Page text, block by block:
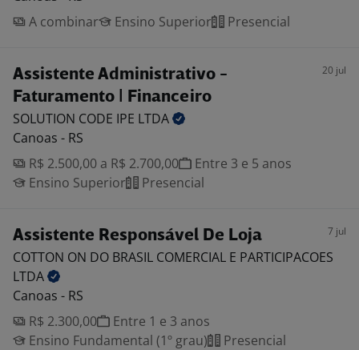
A combinar
Ensino Superior Presencial
Assistente Administrativo -
Faturamento | Financeiro
20 jul
SOLUTION CODE IPE LTDA
Canoas - RS
R$ 2.500,00 a R$ 2.700,00
Entre 3 e 5 anos
Ensino Superior
Presencial
Assistente Responsável De Loja 7 jul
COTTON ON DO BRASIL COMERCIAL E PARTICIPACOES
LTDA
Canoas - RS
R$ 2.300,00
Entre 1 e 3 anos
Ensino Fundamental (1º grau)
Presencial